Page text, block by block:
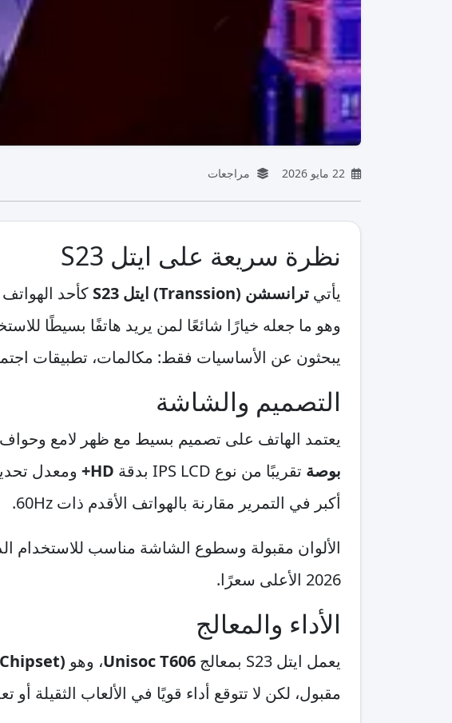
مراجعات
نظرة سريعة على ايتل S23
يأتي ترانسشن (Transsion) ايتل S23
كأحد
يبحثون عن الأساسيات فقط: مكالمات، تطبيقات
التصميم والشاشة
يعتمد الهاتف على تصميم بسيط مع ظهر لامع وحواف
بوصة تقريبًا من نوع IPS LCD بدقة HD+ ومعدل
أكبر في التمرير مقارنة بالهواتف الأقدم ذات 60Hz.
الألوان مقبولة وسطوع الشاشة مناسب للاستخدام
2026 الأعلى سعرًا.
الأداء والمعالج
يعمل ايتل S23 بمعالج Unisoc T606، وهو
مقبول، لكن لا تتوقع أداء قويًا في الألعاب الثقيلة أو